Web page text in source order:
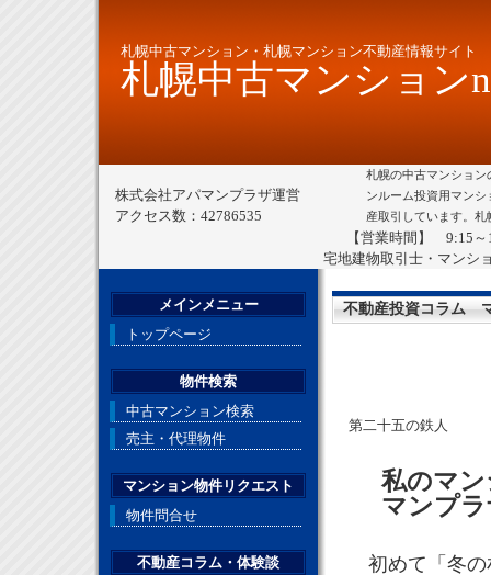
札幌中古マンション・札幌マンション不動産情報サイト
札幌中古マンション
株式会社アパマンプラザ運営
アクセス数：42786535
札幌の中古マンショ
ンルーム投資用マン
産取引しています。
【営業時間】 9:15
宅地建物取引士・マンシ
不動産投資コラム
第二十五の鉄人
私のマ
マンプ
初めて「冬の
メインメニュー
トップページ
物件検索
中古マンション検索
売主・代理物件
マンション物件リクエスト
物件問合せ
不動産コラム・体験談